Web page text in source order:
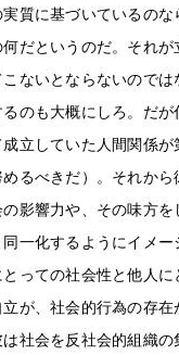
質に基づいているの
だというのだ。それ
ないとならないので
のも大概にしろ。だ
立していた人間関係
るべきだ）。それか
影響力や、その味方
一化するようにイメ
っての社会性と他人
が、社会的行為の存
社会を反社会的組織の